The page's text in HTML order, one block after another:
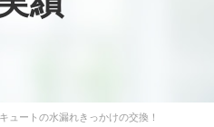
ュートの水漏れきっかけの交換！